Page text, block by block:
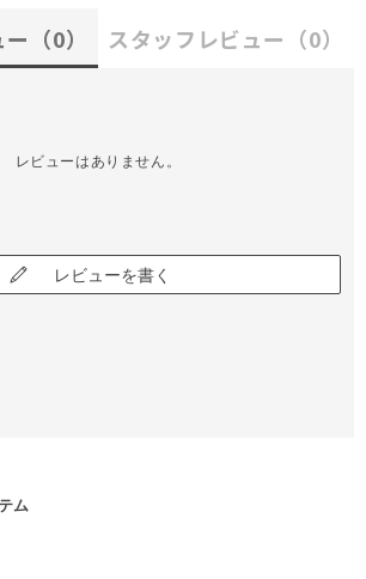
（0） スタッフレビュー （0）
レビューはありません。
レビューを書く
ム